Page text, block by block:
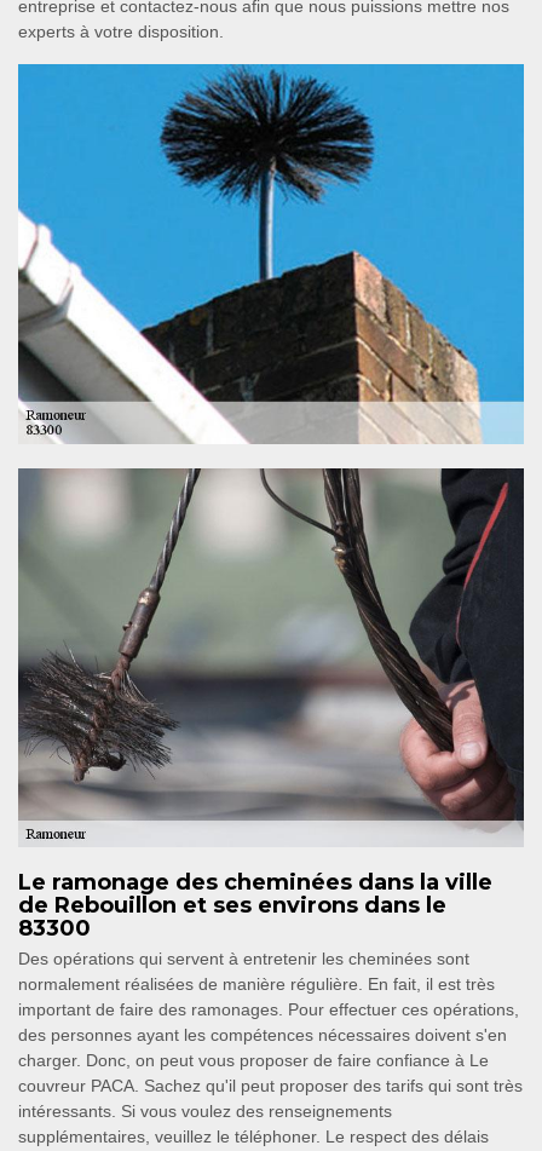
entreprise et contactez-nous afin que nous puissions mettre nos
experts à votre disposition.
Le ramonage des cheminées dans la ville
de Rebouillon et ses environs dans le
83300
Des opérations qui servent à entretenir les cheminées sont
normalement réalisées de manière régulière. En fait, il est très
important de faire des ramonages. Pour effectuer ces opérations,
des personnes ayant les compétences nécessaires doivent s'en
charger. Donc, on peut vous proposer de faire confiance à Le
couvreur PACA. Sachez qu'il peut proposer des tarifs qui sont très
intéressants. Si vous voulez des renseignements
supplémentaires, veuillez le téléphoner. Le respect des délais